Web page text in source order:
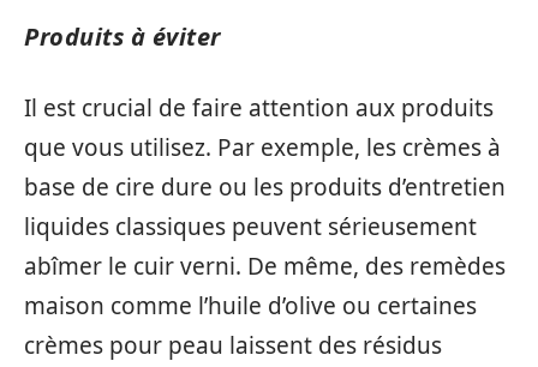
Produits à éviter
Il est crucial de faire attention aux produits
que vous utilisez. Par exemple, les crèmes à
base de cire dure ou les produits d’entretien
liquides classiques peuvent sérieusement
abîmer le cuir verni. De même, des remèdes
maison comme l’huile d’olive ou certaines
crèmes pour peau laissent des résidus